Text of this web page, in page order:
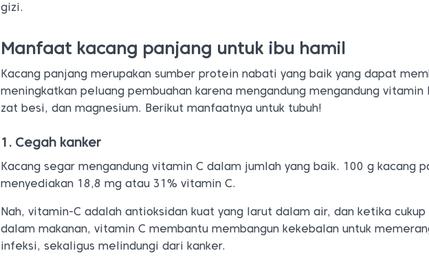
gizi.
Manfaat kacang panjang untuk ibu hamil
Kacang panjang merupakan sumber protein nabati yang baik yang dapat
meningkatkan peluang pembuahan karena mengandung mengandung vitamin
zat besi, dan magnesium. Berikut manfaatnya untuk tubuh!
1. Cegah kanker
Kacang segar mengandung vitamin C dalam jumlah yang baik. 100 g kacang
menyediakan 18,8 mg atau 31% vitamin C.
Nah, vitamin-C adalah antioksidan kuat yang larut dalam air, dan ketika
dalam makanan, vitamin C membantu membangun kekebalan untuk
infeksi, sekaligus melindungi dari kanker.